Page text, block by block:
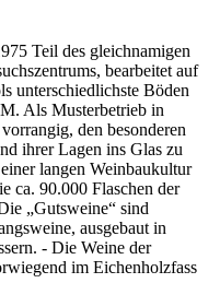
Teil des gleichnamigen
bearbeitet auf
unterschiedlichste Böden
Als Musterbetrieb in
den besonderen
ihrer Lagen ins Glas zu
langen Weinbaukultur
ca. 90.000 Flaschen der
„Gutsweine“ sind
ausgebaut in
- Die Weine der
im Eichenholzfass